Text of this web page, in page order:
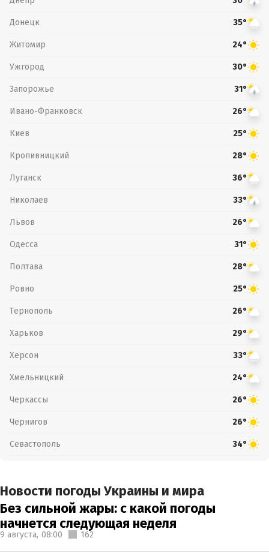
Донецк 35°
Житомир 24°
Ужгород 30°
Запорожье 31°
Ивано-Франковск 26°
Киев 25°
Кропивницкий 28°
Луганск 36°
Николаев 33°
Львов 26°
Одесса 31°
Полтава 28°
Ровно 25°
Тернополь 26°
Харьков 29°
Херсон 33°
Хмельницкий 24°
Черкассы 26°
Чернигов 26°
Севастополь 34°
Новости погоды Украины и мира
Без сильной жары: с какой погоды
начнется следующая неделя
9 августа, 08:00 162